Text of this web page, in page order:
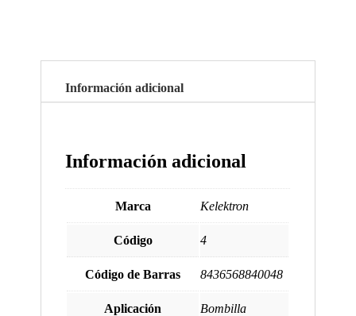
Información adicional
Información adicional
Marca Kelektron
Código 4
Código de Barras 8436568840048
Aplicación Bombilla